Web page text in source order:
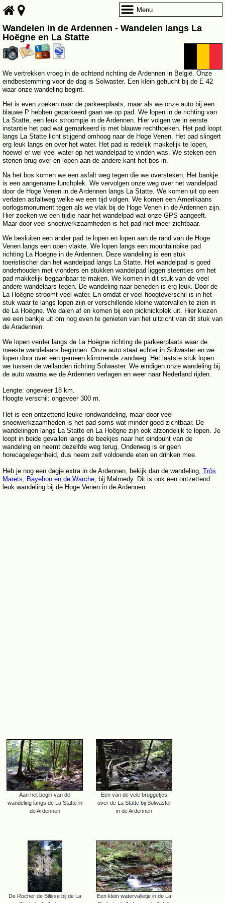
Wandelen in de Ardennen - Wandelen langs La
Hoëgne en La Statte
We vertrekken vroeg in de ochtend richting de Ardennen in België. Onze
eindbestemming voor de dag is Solwaster. Een klein gehucht bij de E 42
waar onze wandeling begint.
Het is even zoeken naar de parkeerplaats, maar als we onze auto bij een
blauwe P hebben geparkeerd gaan we op pad. We lopen in de richting van
La Statte, een leuk stroompje in de Ardennen. Hier volgen we in eerste
instantie het pad wat gemarkeerd is met blauwe rechthoeken. Het pad loopt
langs La Statte licht stijgend omhoog naar de Hoge Venen. Het pad slingert
erg leuk langs en over het water. Het pad is redelijk makkelijk te lopen,
hoewel er wel veel water op het wandelpad te vinden was. We steken een
stenen brug over en lopen aan de andere kant het bos in.
Na het bos komen we een asfalt weg tegen die we oversteken. Het bankje
is een aangename lunchplek. We vervolgen onze weg over het wandelpad
door de Hoge Venen in de Ardennen langs La Statte. We komen uit op een
verlaten asfaltweg welke we een tijd volgen. We komen een Amerikaans
oorlogsmonument tegen als we vlak bij de Hoge Venen in de Ardennen zijn.
Hier zoeken we een tijdje naar het wandelpad wat onze GPS aangeeft.
Maar door veel snoeiwerkzaamheden is het pad niet meer zichtbaar.
We besluiten een ander pad te lopen en lopen aan de rand van de Hoge
Venen langs een open vlakte. We lopen langs een mountainbike pad
richting La Hoëgne in de Ardennen. Deze wandeling is een stuk
toeristischer dan het wandelpad langs La Statte. Het wandelpad is goed
onderhouden met vlonders en stukken wandelpad liggen steentjes om het
pad makkelijk begaanbaar te maken. We komen in dit stuk van de veel
andere wandelaars tegen. De wandeling naar beneden is erg leuk. Door de
La Hoëgne stroomt veel water. En omdat er veel hoogteverschil is in het
stuk waar te langs lopen zijn er verschillende kleine watervallen te zien in
de La Hoëgne. We dalen af en komen bij een picknickplek uit. Hier kiezen
we een bankje uit om nog even te genieten van het uitzicht van dit stuk van
de Aradennen.
We lopen verder langs de La Hoëgne richting de parkeerplaats waar de
meeste wandelaars beginnen. Onze auto staat echter in Solwaster en we
lopen door over een gemeen klimmende zandweg. Het laatste stuk lopen
we tussen de weilanden richting Solwaster. We eindigen onze wandeling bij
de auto waarna we de Ardennen verlagen en weer naar Nederland rijden.
Lengte: ongeveer 18 km.
Hoogte verschil: ongeveer 300 m.
Het is een ontzettend leuke rondwandeling, maar door veel
snoeiwerkzaamheden is het pad soms wat minder goed zichtbaar. De
wandelingen langs La Statte en La Hoëgne zijn ook afzondelijk te lopen. Je
loopt in beide gevallen langs de beekjes naar het eindpunt van de
wandeling en neemt dezelfde weg terug. Onderweg is er geen
horecagelegenheid, dus neem zelf voldoende eten en drinken mee.
Heb je nog een dagje extra in de Ardennen, bekijk dan de wandeling, Trôs
Marets, Bayehon en de Warche , bij Malmedy. Dit is ook een ontzettend
leuk wandeling bij de Hoge Venen in de Ardennen.
Aan het begin van de
wandeling langs de La Statte in
de Ardennen
Een van de vele bruggetjes
over de La Statte bij Solwaster
in de Ardennen
De Rocher de Bilisse bij de La
Een klein watervalletje in de La
Menu